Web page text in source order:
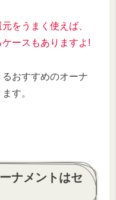
をうまく使えば、
ースもありますよ!
おすすめのオーナ
す。
ナメントはセ